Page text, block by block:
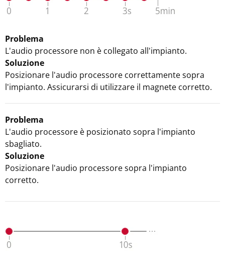
Problema
L'audio processore non è collegato all'impianto.
Soluzione
Posizionare l'audio processore correttamente sopra
l'impianto. Assicurarsi di utilizzare il magnete corretto.
Problema
L'audio processore è posizionato sopra l'impianto
sbagliato.
Soluzione
Posizionare l'audio processore sopra l'impianto
corretto.